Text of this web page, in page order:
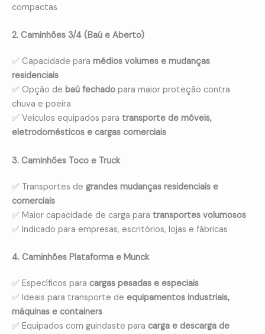
compactas
2. Caminhões 3/4 (Baú e Aberto)
✅ Capacidade para médios volumes e mudanças
residenciais
✅ Opção de baú fechado para maior proteção contra
chuva e poeira
✅ Veículos equipados para transporte de móveis,
eletrodomésticos e cargas comerciais
3. Caminhões Toco e Truck
✅ Transportes de grandes mudanças residenciais e
comerciais
✅ Maior capacidade de carga para transportes volumosos
✅ Indicado para empresas, escritórios, lojas e fábricas
4. Caminhões Plataforma e Munck
✅ Específicos para cargas pesadas e especiais
✅ Ideais para transporte de equipamentos industriais,
máquinas e containers
✅ Equipados com guindaste para carga e descarga de